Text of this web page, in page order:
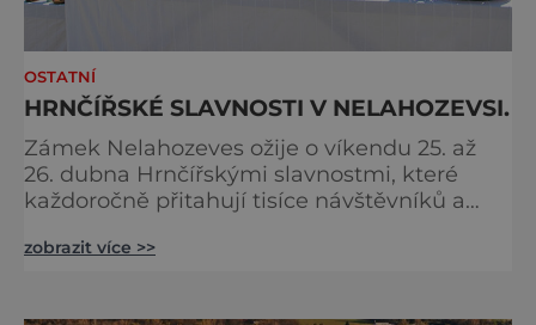
OSTATNÍ
HRNČÍŘSKÉ SLAVNOSTI V NELAHOZEVSI.
Zámek Nelahozeves ožije o víkendu 25. až
26. dubna Hrnčířskými slavnostmi, které
každoročně přitahují tisíce návštěvníků a
Středočeském kraji. Areál renesančního
zobrazit více >>